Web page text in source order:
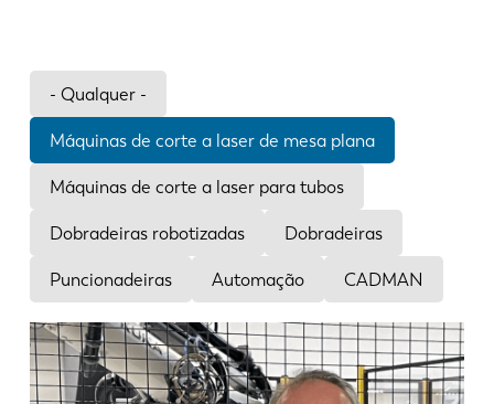
- Qualquer -
Máquinas de corte a laser de mesa plana
Máquinas de corte a laser para tubos
Dobradeiras robotizadas Dobradeiras
Puncionadeiras Automação CADMAN
Sobre a LVD
Notícias
Descubra a LVD
Experiências dos clientes
Eventos
Centro de Recursos
Indústrias & soluções
Carreiras
Contacte-nos